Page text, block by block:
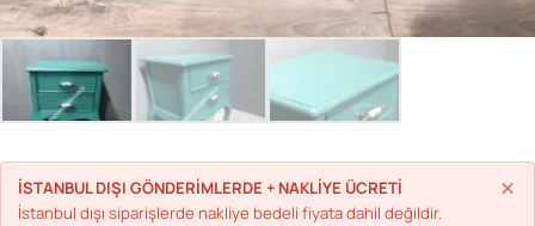
İSTANBUL DIŞI GÖNDERİMLERDE + NAKLİYE ÜCRETİ
İstanbul dışı siparişlerde nakliye bedeli fiyata dahil değildir.
×